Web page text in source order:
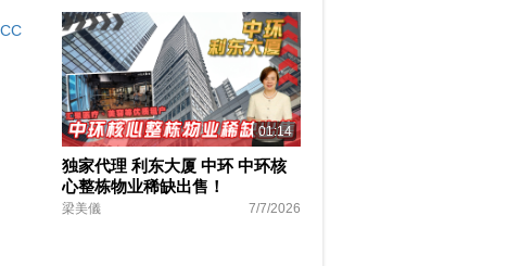
01:14
独家代理 利东大厦 中环 中环核
心整栋物业稀缺出售！
梁美儀 7/7/2026